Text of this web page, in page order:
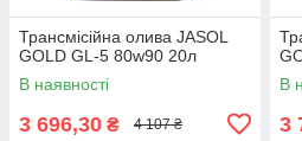
Трансмісійна олива JASOL
GOLD GL-5 80w90 20л
В наявності
3 696,30 ₴ 4 107 ₴
В
3